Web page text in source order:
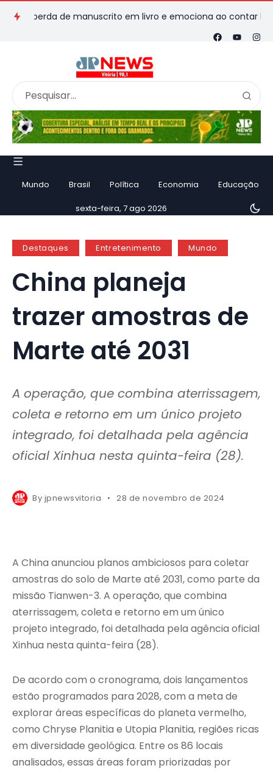
perda de manuscrito em livro e emociona ao contar história
Mundo Brasil Política Economia Educação
sexta-feira, 7 ago 2026
Destaques Entretenimento Mundo
China planeja
trazer amostras de
Marte até 2031
A operação, que combina aterrissagem,
coleta e retorno em um único projeto
integrado, foi detalhada pela agência
oficial Xinhua nesta quinta-feira (28).
By jpnewsvitoria 28 de novembro de 2024
A China anunciou planos ambiciosos para coletar
amostras do solo de Marte até 2031, como parte da
missão Tianwen-3. A operação, que combina
aterrissagem, coleta e retorno em um único
projeto integrado, foi detalhada pela agência oficial
Xinhua nesta quinta-feira (28).
De acordo com o cronograma, dois lançamentos
estão programados para 2028, com a meta de
explorar áreas específicas do planeta vermelho,
como Chryse Planitia e Utopia Planitia, regiões ricas
em diversidade geológica. Entre os 86 locais
analisados, essas áreas foram priorizadas por